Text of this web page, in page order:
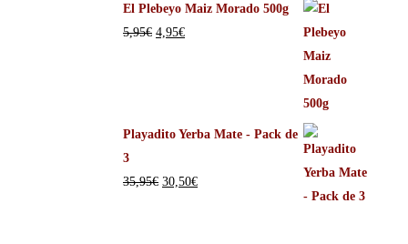
El Plebeyo Maiz Morado 500g
5,95€ 4,95€
Playadito Yerba Mate - Pack de
3
35,95€ 30,50€